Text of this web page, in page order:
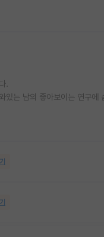
.
있는 남의 좋아보이는 연구